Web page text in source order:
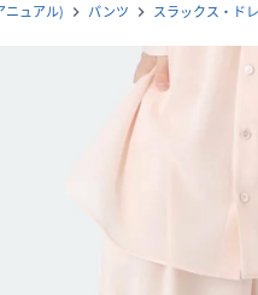
ニュアル) navigate_next パンツ navigate_next スラックス・ド